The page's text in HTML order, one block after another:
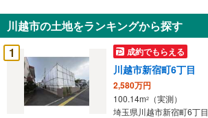
知
を
受
け
川越市の土地をランキングから探す
1
成約でもらえる
川越市新宿町6丁目
2,580万円
100.14m2
（実測）
埼玉県川越市新宿町6丁目